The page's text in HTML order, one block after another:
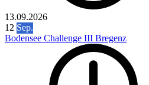
13.09.2026
12 Sep.
Bodensee Challenge III Bregenz